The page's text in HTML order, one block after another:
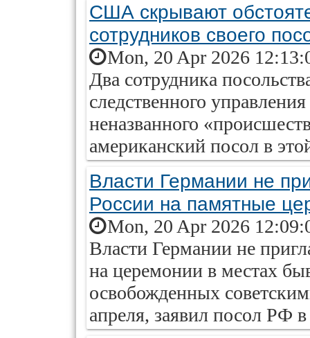
США скрывают
сотрудников своего
Mon, 20 Apr 2026
Два сотрудника
следственного
неназванного
американский посол в
Власти Германии не
России на памятные
Mon, 20 Apr 2026
Власти Германии не
на церемонии в местах
освобожденных
апреля, заявил посол РФ